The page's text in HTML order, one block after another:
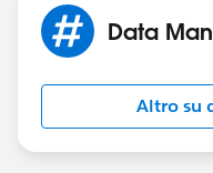
Data
Altro su